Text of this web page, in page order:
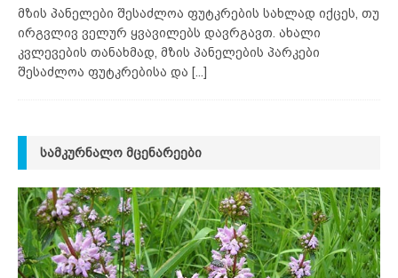
მზის პანელები შესაძლოა ფუტკრების სახლად იქცეს, თუ
ირგვლივ ველურ ყვავილებს დავრგავთ. ახალი
კვლევების თანახმად, მზის პანელების პარკები
შესაძლოა ფუტკრებისა და [...]
ᲡᲐᲛᲙᲣᲠᲜᲐᲚᲝ ᲛᲪᲔᲜᲐᲠᲔᲔᲑᲘ